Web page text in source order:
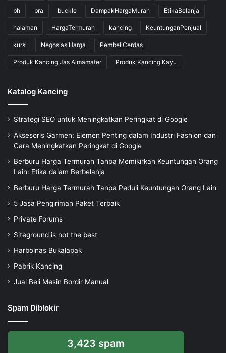
bh bra buckle DampakHargaMurah EtikaBelanja
halaman HargaTermurah kancing KeuntunganPenjual
kursi NegosiasiHarga PembeliCerdas
Produk Kancing Jas Almamater Produk Kancing Kayu
Katalog Kancing
Strategi SEO untuk Meningkatkan Peringkat di Google
Aksesoris Garmen: Elemen Penting dalam Industri Fashion dan
Cara Meningkatkan Peringkat di Google
Berburu Harga Termurah Tanpa Memikirkan Keuntungan Orang
Lain: Etika dalam Berbelanja
Berburu Harga Termurah Tanpa Peduli Keuntungan Orang Lain
5 Jasa Pengiriman Paket Terbaik
Private Forums
Siteground is not the best
Harbolnas Bukalapak
Pabrik Kancing
Jual Beli Mesin Bordir Manual
Spam Diblokir
3,423 spam